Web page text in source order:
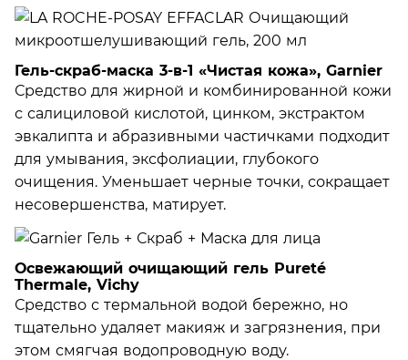
Гель-скраб-маска 3-в-1 «Чистая кожа», Garnier
Средство для жирной и комбинированной кожи
с салициловой кислотой, цинком, экстрактом
эвкалипта и абразивными частичками подходит
для умывания, эксфолиации, глубокого
очищения. Уменьшает черные точки, сокращает
несовершенства, матирует.
Освежающий очищающий гель Pureté
Thermale, Vichy
Средство с термальной водой бережно, но
тщательно удаляет макияж и загрязнения, при
этом смягчая водопроводную воду.